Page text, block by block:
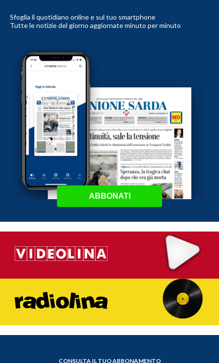
Sfoglia il quotidiano online e sul tuo smartphone
Tutte le notizie del giorno aggiornate minuto per minuto
ABBONATI
CONSULTA IL TUO ABBONAMENTO